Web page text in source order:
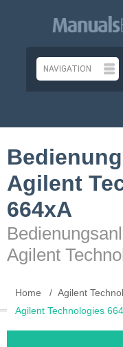
Agilent
664xA
Agilent
Home Agilent
Agilent Technologies